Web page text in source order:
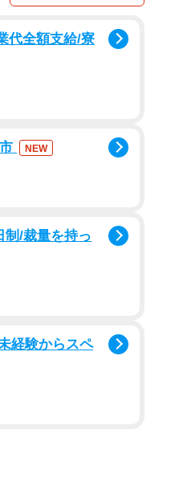
代全額支給/寮
NEW
制/裁量を持っ
経験からスペ